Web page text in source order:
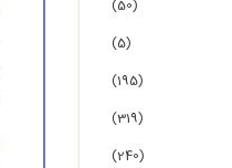
(50)
(5)
(195)
(319)
(240)